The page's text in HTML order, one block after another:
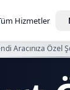
Hizmetler
Aracınıza Özel